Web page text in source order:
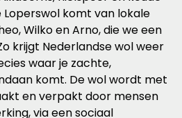
komt van lokale
Wilko en Arno, die we een
krijgt Nederlandse wol weer
waar je zachte,
komt. De wol wordt met
en verpakt door mensen
via een sociaal